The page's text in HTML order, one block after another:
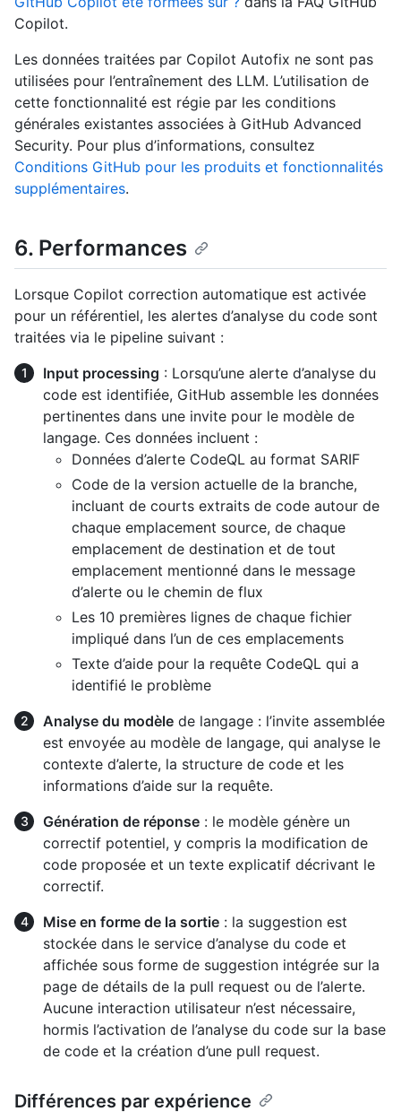
Copilot.
Les données traitées par Copilot Autofix ne sont pas
utilisées pour l’entraînement des LLM. L’utilisation de
cette fonctionnalité est régie par les conditions
générales existantes associées à GitHub Advanced
Security. Pour plus d’informations, consultez
Conditions GitHub pour les produits et fonctionnalités
supplémentaires.
6. Performances
Lorsque Copilot correction automatique est activée
pour un référentiel, les alertes d’analyse du code sont
traitées via le pipeline suivant :
Input processing : Lorsqu’une alerte d’analyse du
code est identifiée, GitHub assemble les données
pertinentes dans une invite pour le modèle de
langage. Ces données incluent :
Données d’alerte CodeQL au format SARIF
Code de la version actuelle de la branche,
incluant de courts extraits de code autour de
chaque emplacement source, de chaque
emplacement de destination et de tout
emplacement mentionné dans le message
d’alerte ou le chemin de flux
Les 10 premières lignes de chaque fichier
impliqué dans l’un de ces emplacements
Texte d’aide pour la requête CodeQL qui a
identifié le problème
Analyse du modèle de langage : l’invite assemblée
est envoyée au modèle de langage, qui analyse le
contexte d’alerte, la structure de code et les
informations d’aide sur la requête.
Génération de réponse : le modèle génère un
correctif potentiel, y compris la modification de
code proposée et un texte explicatif décrivant le
correctif.
Mise en forme de la sortie : la suggestion est
stockée dans le service d’analyse du code et
affichée sous forme de suggestion intégrée sur la
page de détails de la pull request ou de l’alerte.
Aucune interaction utilisateur n’est nécessaire,
hormis l’activation de l’analyse du code sur la base
de code et la création d’une pull request.
Différences par expérience